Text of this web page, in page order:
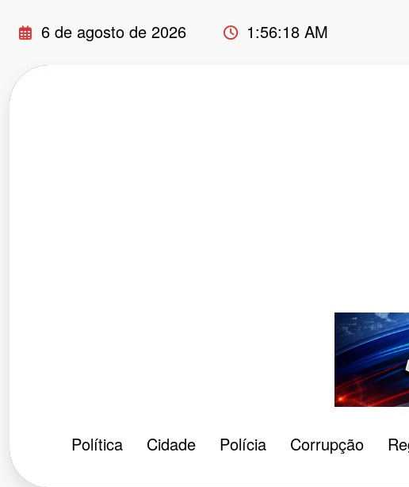
para
conteúdo
6 de agosto de 2026 1:56:19 AM
Política Cidade Polícia Corrupção